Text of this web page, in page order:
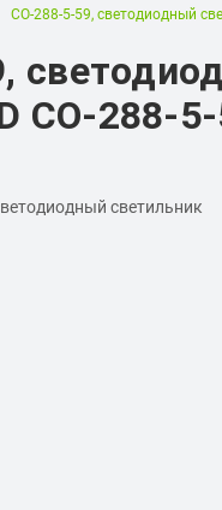
СО-288-5-59, светодиодный
СО-288-